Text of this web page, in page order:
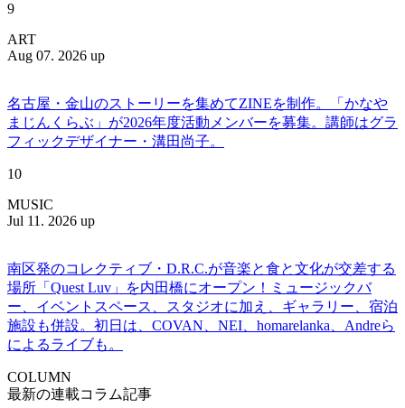
9
ART
Aug 07. 2026 up
名古屋・金山のストーリーを集めてZINEを制作。「かなや
まじんくらぶ」が2026年度活動メンバーを募集。講師はグラ
フィックデザイナー・溝田尚子。
10
MUSIC
Jul 11. 2026 up
南区発のコレクティブ・D.R.C.が⾳楽と⾷と⽂化が交差する
場所「Quest Luv」を内田橋にオープン！ミュージックバ
ー、イベントスペース、スタジオに加え、ギャラリー、宿泊
施設も併設。初日は、COVAN、NEI、homarelanka、Andreら
によるライブも。
COLUMN
最新の連載コラム記事